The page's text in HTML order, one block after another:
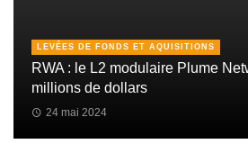
LEVÉES DE FONDS ET AQUISITIONS
RWA : le L2 modulaire Plume
millions de dollars
24 mai 2024